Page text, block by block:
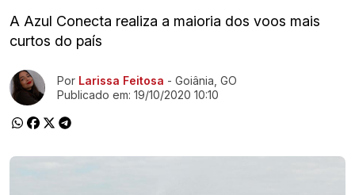
A Azul Conecta realiza a maioria dos voos mais
curtos do país
Ir direto pra matéria
Por Larissa Feitosa - Goiânia, GO
Publicado em: 19/10/2020 10:10